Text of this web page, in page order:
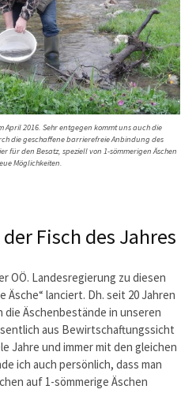
April 2016. Sehr entgegen kommt uns auch die
die geschaffene barrierefreie Anbindung des
für den Besatz, speziell von 1-sömmerigen Äschen
Möglichkeiten.
Fisch des Jahres
OÖ. Landesregierung zu diesen
Äsche“ lanciert. Dh. seit 20 Jahren
Äschenbestände in unseren
aus Bewirtschaftungssicht
Jahre und immer mit den gleichen
ich auch persönlich, dass man
auf 1-sömmerige Äschen